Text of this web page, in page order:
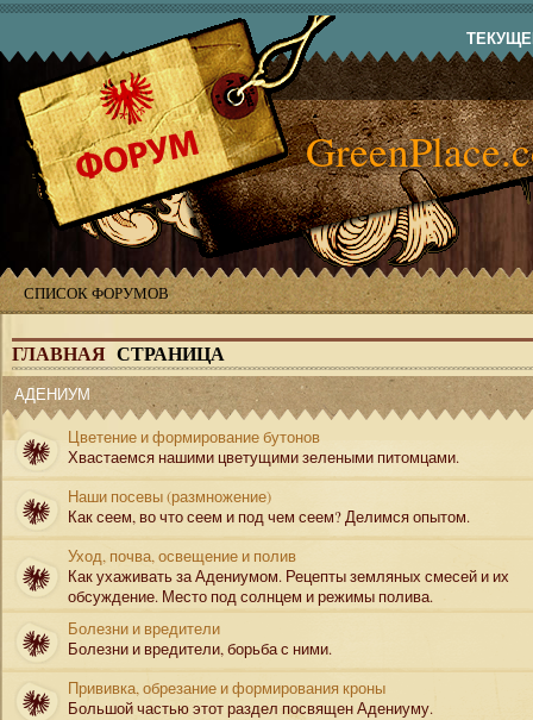
СПИСОК ФОРУМОВ
ГЛАВНАЯ СТРАНИЦА
АДЕНИУМ
Цветение и формирование бутонов
Хвастаемся нашими цветущими зелеными питомцами.
Наши посевы (размножение)
Как сеем, во что сеем и под чем сеем? Делимся опытом.
Уход, почва, освещение и полив
Как ухаживать за Адениумом. Рецепты земляных смесей и их
обсуждение. Место под солнцем и режимы полива.
Болезни и вредители
Болезни и вредители, борьба с ними.
Прививка, обрезание и формирования кроны
Большой частью этот раздел посвящен Адениуму.